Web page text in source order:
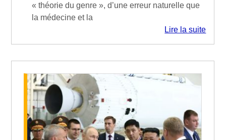
« théorie du genre », d’une erreur naturelle que
la médecine et la
Lire la suite